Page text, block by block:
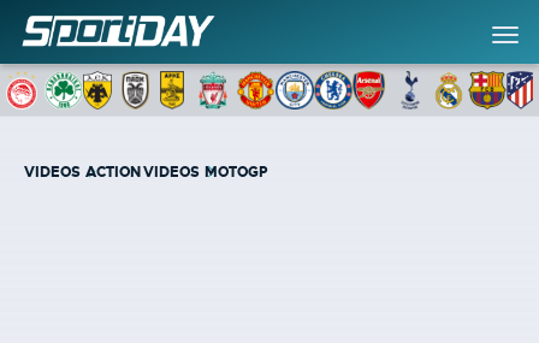
VIDEOS ACTION VIDEOS MOTOGP